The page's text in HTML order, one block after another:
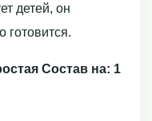
детей, он
готовится.
Состав на: 1